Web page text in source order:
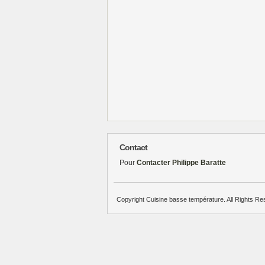
Contact
Pour Contacter Philippe Baratte
Copyright Cuisine basse température. All Rights